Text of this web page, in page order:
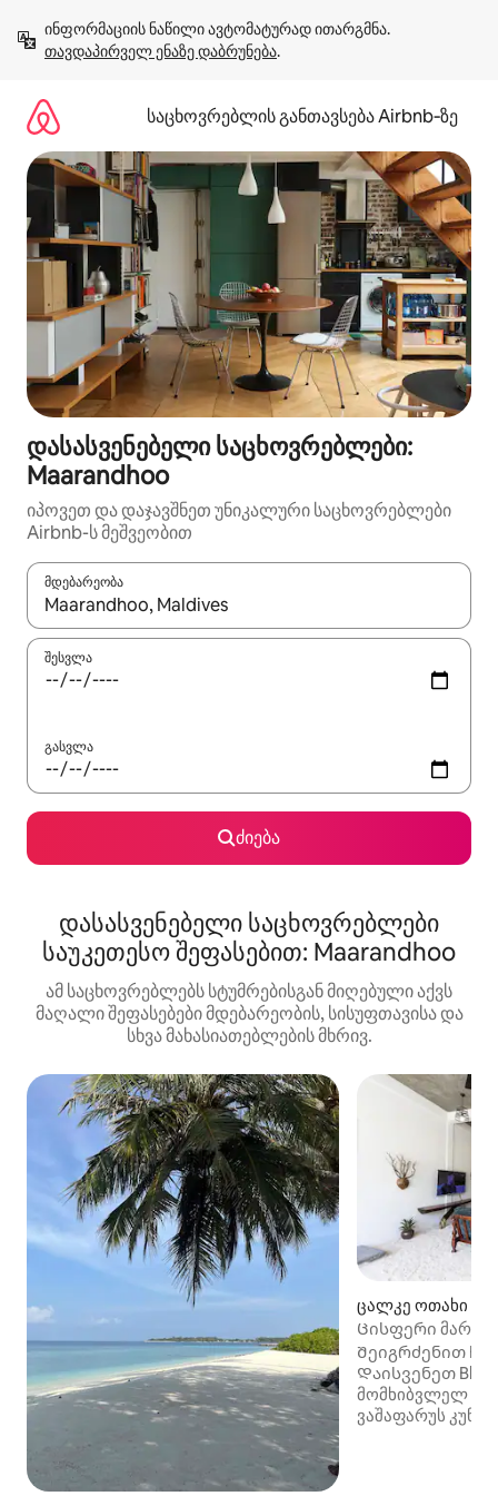
გადასვლა
თავდაპირველ ენაზე დაბრუნება.
საცხოვრებლის განთავსება Airbnb‑ზე
დასასვენებელი საცხოვრებლები:
Maarandhoo
იპოვეთ და დაჯავშნეთ უნიკალური საცხოვრებლები
Airbnb-ს მეშვეობით
მდებარეობა
როცა შედეგები ხელმისაწვდომი გახდება, ნავიგაციისთვის
შესვლა
გასვლა
ძიება
დასასვენებელი საცხოვრებლები
საუკეთესო შეფასებით: Maarandhoo
ამ საცხოვრებლებს სტუმრებისგან მიღებული აქვს
მაღალი შეფასებები მდებარეობის, სისუფთავისა და
სხვა მახასიათებლების მხრივ.
ცალკე ოთახი
Ცისფერი
მალდივის
Შეიგრძენით
Დაისვენეთ Blue
მომხიბვლელ
ვაშაფარუს